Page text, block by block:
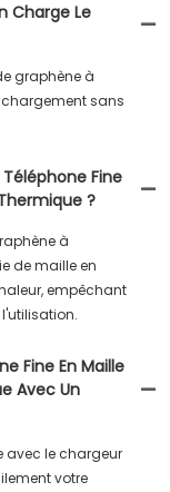
Charge Le
graphène à
sans
Fine
?
à
de maille en
empêchant
Fine En Maille
Avec Un
avec le chargeur
votre